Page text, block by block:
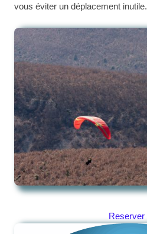
vous éviter un déplacement inutile.
Reserver